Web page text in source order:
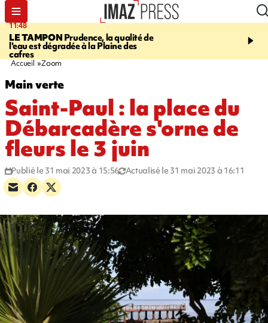
11:48
LE TAMPON Prudence, la qualité de
l'eau est dégradée à la Plaine des
cafres
12:48
Cap Lahoussaye du 10
Accueil Zoom
Main verte
Saint-Paul : la place du
Débarcadère s'orne de
fleurs le 3 juin
Publié le 31 mai 2023 à 15:56 Actualisé le 31 mai 2023 à 16:11